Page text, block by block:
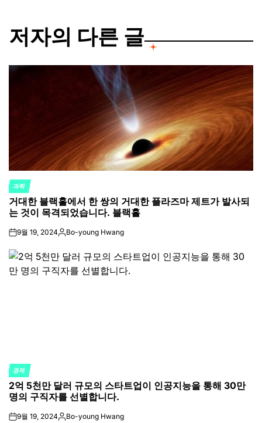
저자의 다른 글
POSTED
IN
과학
거대한 블랙홀에서 한 쌍의 거대한 플라즈마 제트가 발사되
는 것이 목격되었습니다. 블랙홀
on9월 19, 2024Posted
Bo-young Hwang
POSTED
IN
경제
2억 5천만 달러 규모의 스타트업이 인공지능을 통해 30만
명의 구직자를 선별합니다.
on9월 19, 2024Posted
Bo-young Hwang